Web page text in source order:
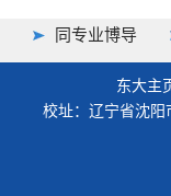
同专业博导
东大主
校址：辽宁省沈